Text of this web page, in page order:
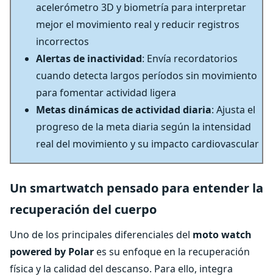
acelerómetro 3D y biometría para interpretar
mejor el movimiento real y reducir registros
incorrectos
Alertas de inactividad: Envía recordatorios
cuando detecta largos períodos sin movimiento
para fomentar actividad ligera
Metas dinámicas de actividad diaria: Ajusta el
progreso de la meta diaria según la intensidad
real del movimiento y su impacto cardiovascular
Un smartwatch pensado para entender la
recuperación del cuerpo
Uno de los principales diferenciales del moto watch
powered by Polares su enfoque en la recuperación
física y la calidad del descanso. Para ello, integra